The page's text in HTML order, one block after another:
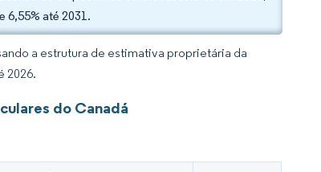
até 2031.
a estrutura de estimativa proprietária da
2026.
do Canadá